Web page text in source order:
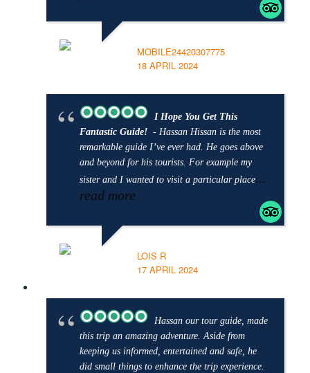
MOBILE24420307775
18 APRIL 2024
I Hope You Get This
Fantastic Guide! - Hassan Hissan is the most
remarkable guide I’ve ever had. He goes above
and beyond for his tourists. For example my
sister and I wanted to visit a particular place...
read more
LOIS R
17 APRIL 2024
Hassan our tour guide, made
this trip an amazing adventure. Aside from
keeping us informed, entertained and safe, he
did small things to enhance the trip experience.